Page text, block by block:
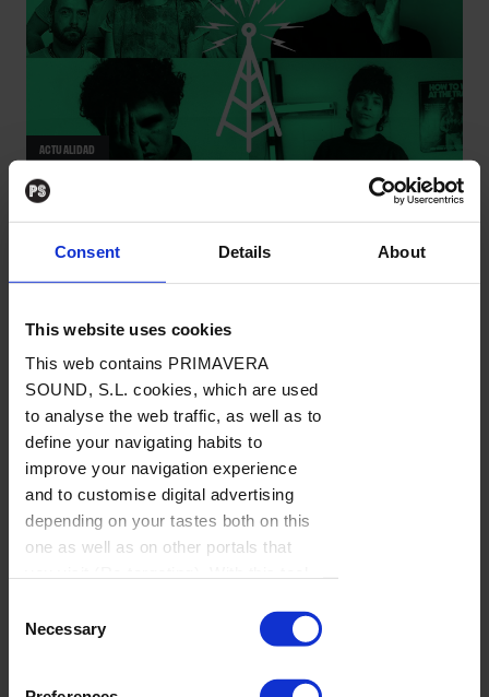
Consent Details About
This website uses cookies
This web contains PRIMAVERA
SOUND, S.L. cookies, which are used
to analyse the web traffic, as well as to
define your navigating habits to
improve your navigation experience
and to customise digital advertising
depending on your tastes both on this
one as well as on other portals that
cookies or third party cookies. In the
on the web
there is information on how to disable
Selection
Necessary
ACTUALIDAD
“La Hora Rockdelux”: sopa de letras
Abril 2023